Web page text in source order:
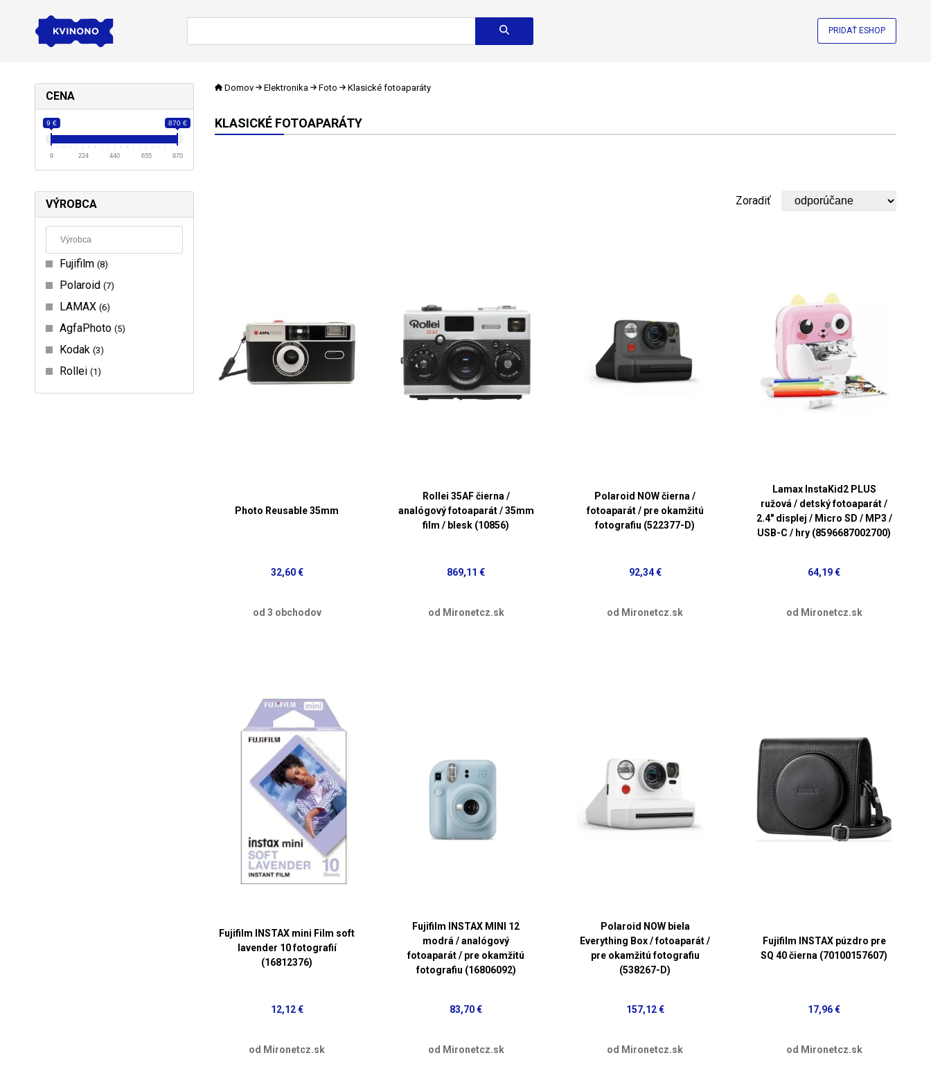
PRIDAŤ ESHOP
CENA
9 € 870 €
9 224 440 655 870
VÝROBCA
Fujifilm 8
Polaroid 7
LAMAX 6
AgfaPhoto 5
Kodak 3
Rollei 1
Domov Elektronika Foto Klasické fotoaparáty
KLASICKÉ FOTOAPARÁTY
Zoradiť
Photo Reusable 35mm
32,60 €
od 3 obchodov
Rollei 35AF čierna /
analógový fotoaparát / 35mm
film / blesk (10856)
869,11 €
od Mironetcz.sk
Polaroid NOW čierna /
fotoaparát / pre okamžitú
fotografiu (522377-D)
92,34 €
od Mironetcz.sk
Lamax InstaKid2 PLUS
ružová / detský fotoaparát /
2.4" displej / Micro SD / MP3 /
USB-C / hry (8596687002700)
64,19 €
od Mironetcz.sk
Fujifilm INSTAX mini Film soft
lavender 10 fotografií
(16812376)
12,12 €
od Mironetcz.sk
Fujifilm INSTAX MINI 12
modrá / analógový
fotoaparát / pre okamžitú
fotografiu (16806092)
83,70 €
od Mironetcz.sk
Polaroid NOW biela
Everything Box / fotoaparát /
pre okamžitú fotografiu
(538267-D)
157,12 €
od Mironetcz.sk
Fujifilm INSTAX púzdro pre
SQ 40 čierna (70100157607)
17,96 €
od Mironetcz.sk